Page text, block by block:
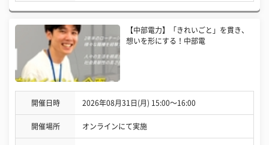
【中部電力】「きれいごと」を貫き、
想いを形にする！中部電
開催日時 2026年08月31日(月) 15:00〜16:00
開催場所 オンラインにて実施